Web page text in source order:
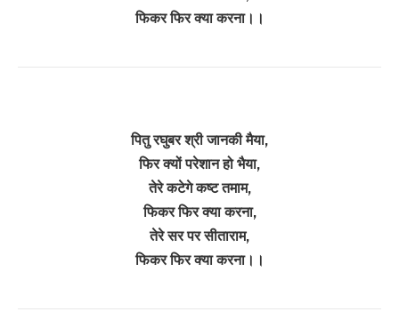
फिकर फिर क्या करना।।
पितु रघुबर श्री जानकी मैया,
फिर क्यों परेशान हो भैया,
तेरे कटेगे कष्ट तमाम,
फिकर फिर क्या करना,
तेरे सर पर सीताराम,
फिकर फिर क्या करना।।